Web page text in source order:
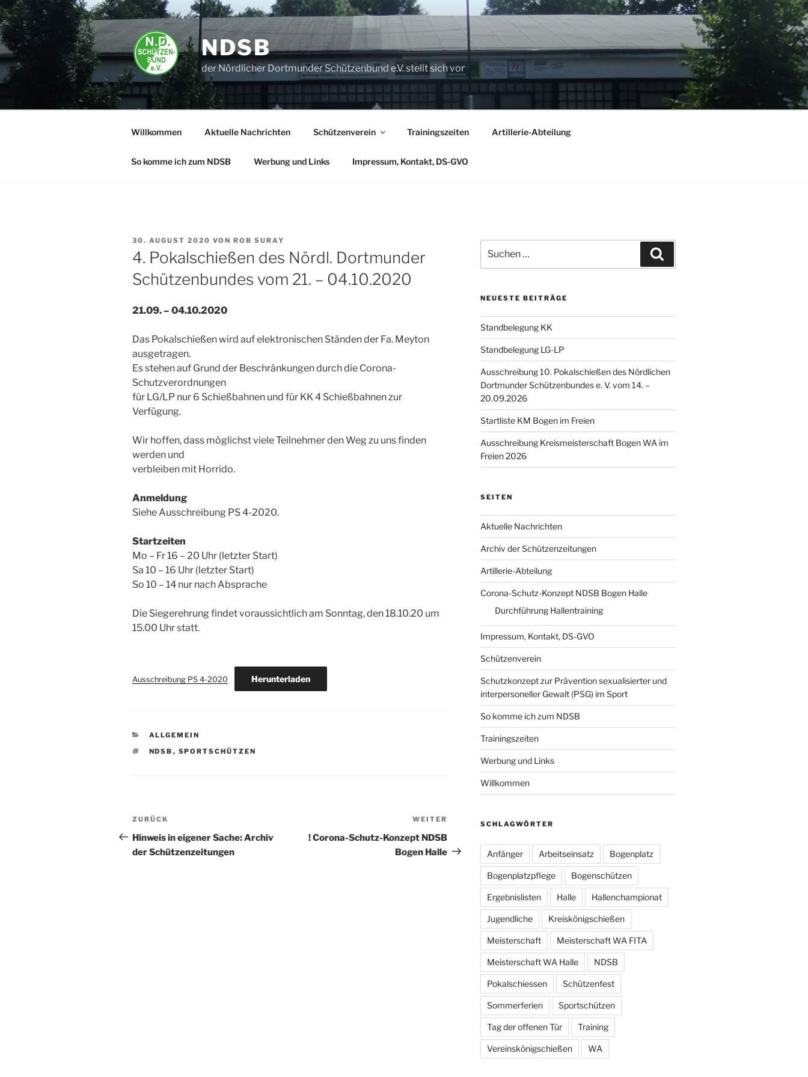
Zum
Inhalt
springen
NDSB
der Nördlicher Dortmunder Schützenbund e.V. stellt sich vor
Willkommen Aktuelle Nachrichten Schützenverein Trainingszeiten Artillerie-Abteilung
So komme ich zum NDSB Werbung und Links Impressum, Kontakt, DS-GVO
VERÖFFENTLICHT
AM
30. AUGUST 2020 VON ROB SURAY
4. Pokalschießen des Nördl. Dortmunder
Schützenbundes vom 21. – 04.10.2020
21.09. – 04.10.2020
Das Pokalschießen wird auf elektronischen Ständen der Fa. Meyton
ausgetragen.
Es stehen auf Grund der Beschränkungen durch die Corona-
Schutzverordnungen
für LG/LP nur 6 Schießbahnen und für KK 4 Schießbahnen zur
Verfügung.
Wir hoffen, dass möglichst viele Teilnehmer den Weg zu uns finden
werden und
verbleiben mit Horrido.
Anmeldung
Siehe Ausschreibung PS 4-2020.
Startzeiten
Mo – Fr 16 – 20 Uhr (letzter Start)
Sa 10 – 16 Uhr (letzter Start)
So 10 – 14 nur nach Absprache
Die Siegerehrung findet voraussichtlich am Sonntag, den 18.10.20 um
15.00 Uhr statt.
Ausschreibung PS 4-2020 Herunterladen
KATEGORIEN
ALLGEMEIN
SCHLAGWÖRTER
NDSB , SPORTSCHÜTZEN
Beitragsnavigation
Vorheriger
Beitrag
ZURÜCK
Hinweis in eigener Sache: Archiv
der Schützenzeitungen
Nächster
Beitrag
WEITER
! Corona-Schutz-Konzept NDSB
Bogen Halle
nach:
NEUESTE BEITRÄGE
Standbelegung KK
Standbelegung LG-LP
Ausschreibung 10. Pokalschießen des Nördlichen
Dortmunder Schützenbundes e. V. vom 14. –
20.09.2026
Startliste KM Bogen im Freien
Ausschreibung Kreismeisterschaft Bogen WA im
Freien 2026
SEITEN
Aktuelle Nachrichten
Archiv der Schützenzeitungen
Artillerie-Abteilung
Corona-Schutz-Konzept NDSB Bogen Halle
Durchführung Hallentraining
Impressum, Kontakt, DS-GVO
Schützenverein
Schutzkonzept zur Prävention sexualisierter und
interpersoneller Gewalt (PSG) im Sport
So komme ich zum NDSB
Trainingszeiten
Werbung und Links
Willkommen
SCHLAGWÖRTER
Anfänger Arbeitseinsatz Bogenplatz
Bogenplatzpflege Bogenschützen
Ergebnislisten Halle Hallenchampionat
Jugendliche Kreiskönigschießen
Meisterschaft Meisterschaft WA FITA
Meisterschaft WA Halle NDSB
Pokalschiessen Schützenfest
Sommerferien Sportschützen
Tag der offenen Tür Training
Vereinskönigschießen WA